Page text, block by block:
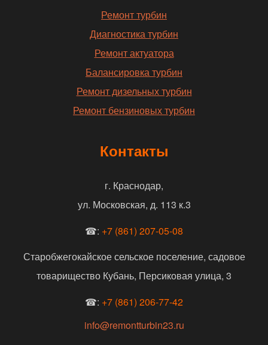
Ремонт турбин
Диагностика турбин
Ремонт актуатора
Балансировка турбин
Ремонт дизельных турбин
Ремонт бензиновых турбин
Контакты
г. Краснодар,
ул. Московская, д. 113 к.3
☎: +7 (861) 207-05-08
Старобжегокайское сельское поселение, садовое
товарищество Кубань, Персиковая улица, 3
☎: +7 (861) 206-77-42
info@remontturbin23.ru